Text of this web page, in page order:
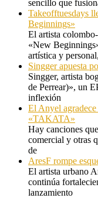
sencillo que
Takeofftuesdays
Beginnings»
El artista
«New
artística y
Singger apuesta
Singger, artista
de Perrear)», un
inflexión
El Anyel
«TAKATA»
Hay canciones
comercial y otras
de
AresF rompe
El artista urbano
continúa
lanzamiento